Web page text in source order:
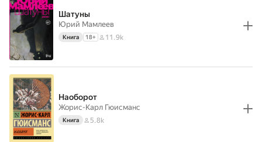
Шатуны
Юрий Мамлеев
Книга 18+ 11.9k
Наоборот
Жорис-Карл Гюисманс
Книга 5.8k